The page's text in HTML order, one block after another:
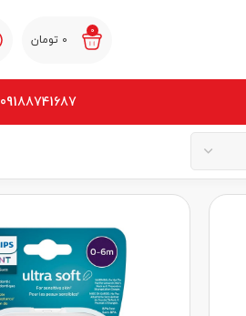
0
0 تومان
09188741687 تلفن پشتیبانی